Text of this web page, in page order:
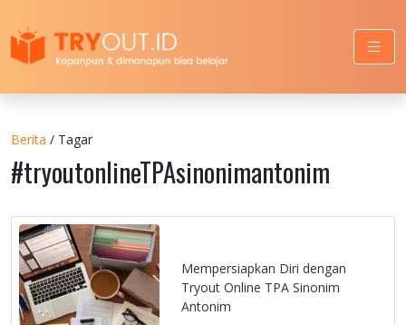
Berita / Tagar
#tryoutonlineTPAsinonimantonim
Mempersiapkan Diri dengan
Tryout Online TPA Sinonim
Antonim